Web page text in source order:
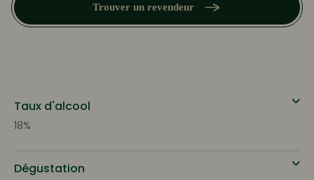
Trouver un revendeur
Taux d'alcool
18%
Dégustation